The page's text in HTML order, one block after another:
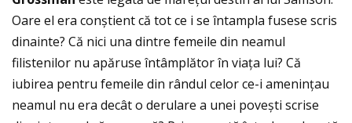
Oare el era conștient că tot ce i se întampla fusese scris
dinainte? Că nici una dintre femeile din neamul
filistenilor nu apăruse întâmplător în viaţa lui? Că
iubirea pentru femeile din rândul celor ce-i ameninţau
neamul nu era decât o derulare a unei povești scrise